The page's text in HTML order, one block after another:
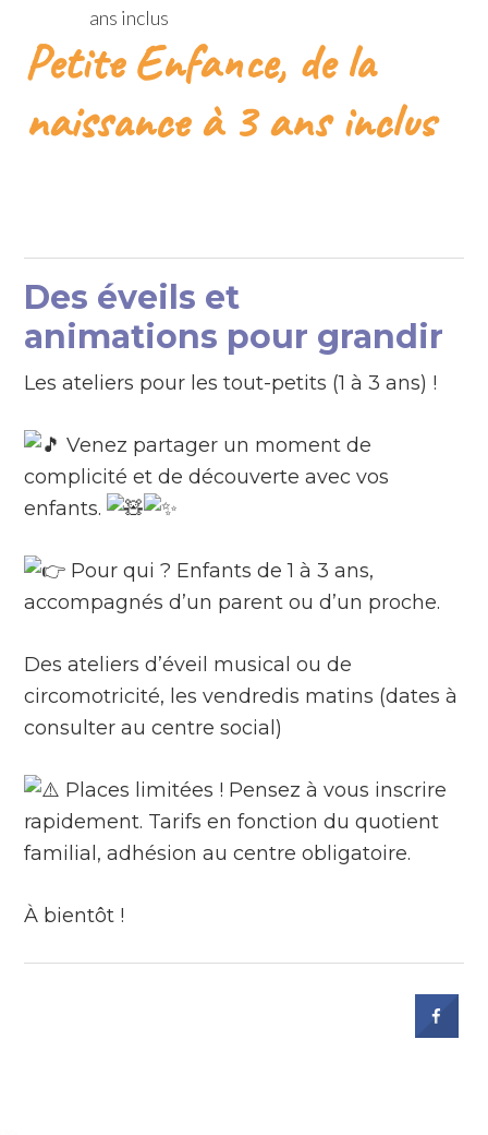
ans inclus
Petite Enfance, de la
naissance à 3 ans inclus
Des éveils et
animations pour grandir
Les ateliers pour les tout-petits (1 à 3 ans) !
Venez partager un moment de
complicité et de découverte avec vos
enfants.
Pour qui ? Enfants de 1 à 3 ans,
accompagnés d’un parent ou d’un proche.
Des ateliers d’éveil musical ou de
circomotricité, les vendredis matins (dates à
consulter au centre social)
Places limitées ! Pensez à vous inscrire
rapidement. Tarifs en fonction du quotient
familial, adhésion au centre obligatoire.
À bientôt !